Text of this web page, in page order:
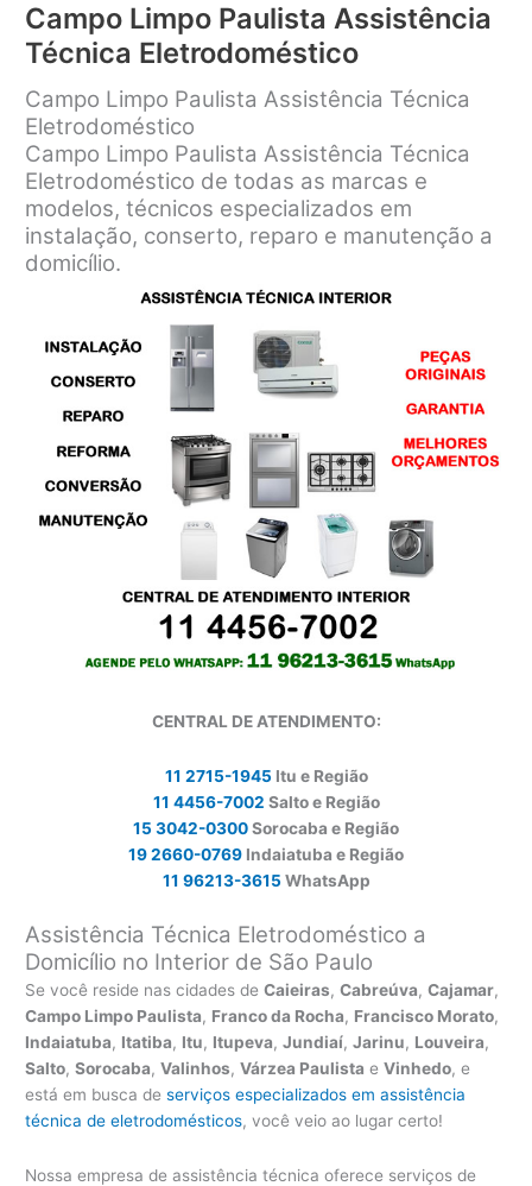
Campo Limpo Paulista Assistência
Técnica Eletrodoméstico
Campo Limpo Paulista Assistência Técnica
Eletrodoméstico
Campo Limpo Paulista Assistência Técnica
Eletrodoméstico de todas as marcas e
modelos, técnicos especializados em
instalação, conserto, reparo e manutenção a
domicílio.
CENTRAL DE ATENDIMENTO:
11 2715-1945 Itu e Região
11 4456-7002 Salto e Região
15 3042-0300Sorocaba e Região
19 2660-0769 Indaiatuba e Região
11 96213-3615 WhatsApp
Assistência Técnica Eletrodoméstico a
Domicílio no Interior de São Paulo
Se você reside nas cidades deCaieiras,Cabreúva,Cajamar,
Campo Limpo Paulista, Franco da Rocha, Francisco Morato,
Indaiatuba, Itatiba, Itu, Itupeva,Jundiaí,Jarinu, Louveira,
Salto,Sorocaba,Valinhos,Várzea Paulista eVinhedo, e
está em busca deserviços especializados em assistência
técnica de eletrodomésticos, você veio ao lugar certo!
Nossa empresa de assistência técnica oferece serviços de